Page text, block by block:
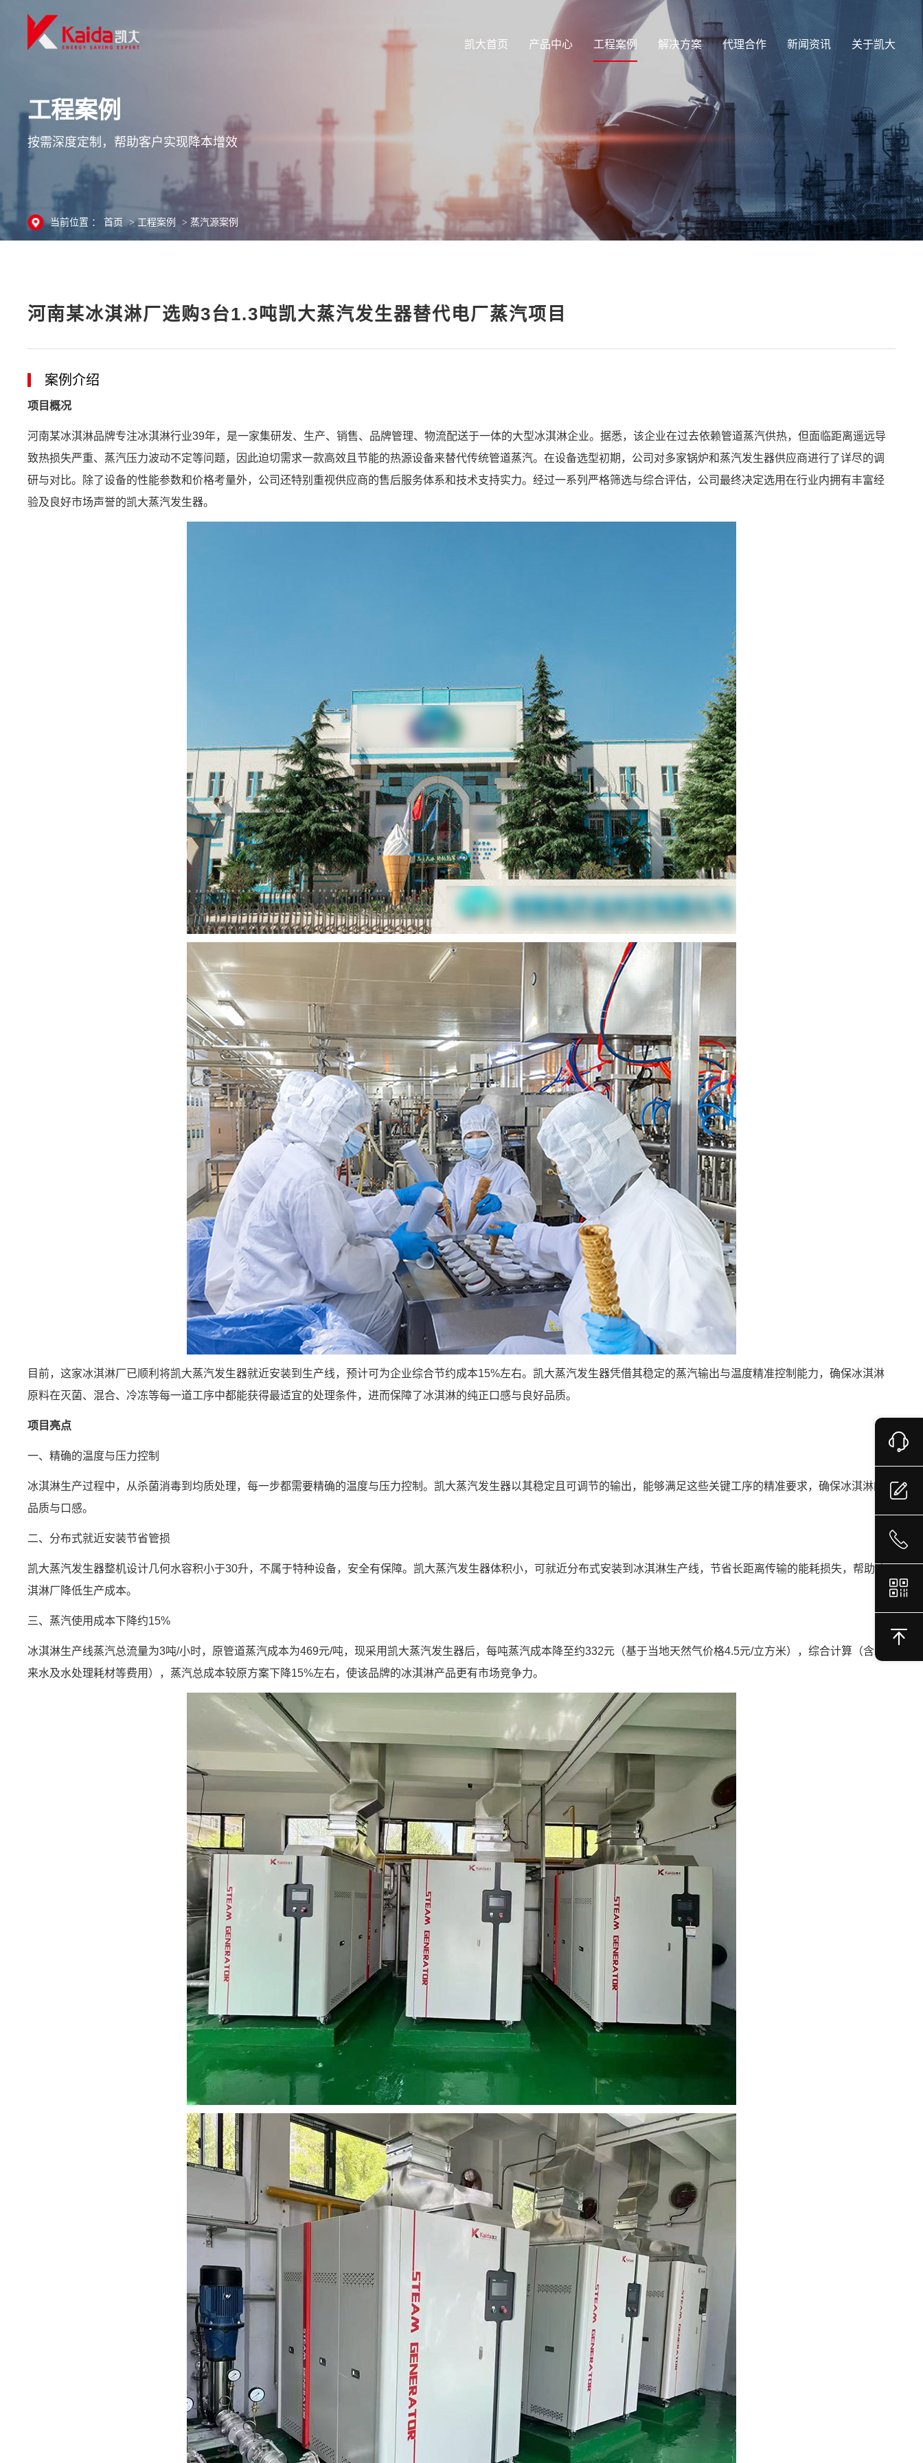
凯大首页 产品中心 工程案例 解决方案 代理合作 新闻资讯 关于凯大
工程案例
按需深度定制，帮助客户实现降本增效
当前位置 ：首页 >工程案例 > 蒸汽源案例
河南某冰淇淋厂选购3台1.3吨凯大蒸汽发生器替代电厂蒸汽项目
案例介绍
项目概况
河南某冰淇淋品牌专注冰淇淋行业39年，是一家集研发、生产、销售、品牌管理、物流配送于一体的大型冰淇淋企业。据悉，该企业在过去依赖管道蒸汽供热，但面临距离遥远导
致热损失严重、蒸汽压力波动不定等问题，因此迫切需求一款高效且节能的热源设备来替代传统管道蒸汽。在设备选型初期，公司对多家锅炉和蒸汽发生器供应商进行了详尽的调
研与对比。除了设备的性能参数和价格考量外，公司还特别重视供应商的售后服务体系和技术支持实力。经过一系列严格筛选与综合评估，公司最终决定选用在行业内拥有丰富经
验及良好市场声誉的凯大蒸汽发生器。
目前，这家冰淇淋厂已顺利将凯大蒸汽发生器就近安装到生产线，预计可为企业综合节约成本15%左右。凯大蒸汽发生器凭借其稳定的蒸汽输出与温度精准控制能力，确保冰淇淋
原料在灭菌、混合、冷冻等每一道工序中都能获得最适宜的处理条件，进而保障了冰淇淋的纯正口感与良好品质。
项目亮点
一、精确的温度与压力控制
冰淇淋生产过程中，从杀菌消毒到均质处理，每一步都需要精确的温度与压力控制。凯大蒸汽发生器以其稳定且可调节的输出，能够满足这些关键工序的精准要求，确保冰淇淋的
品质与口感。
二、分布式就近安装节省管损
凯大蒸汽发生器整机设计几何水容积小于30升，不属于特种设备，安全有保障。凯大蒸汽发生器体积小，可就近分布式安装到冰淇淋生产线，节省长距离传输的能耗损失，帮助冰
淇淋厂降低生产成本。
三、蒸汽使用成本下降约15%
冰淇淋生产线蒸汽总流量为3吨/小时，原管道蒸汽成本为469元/吨，现采用凯大蒸汽发生器后，每吨蒸汽成本降至约332元（基于当地天然气价格4.5元/立方米），综合计算（含自
来水及水处理耗材等费用），蒸汽总成本较原方案下降15%左右，使该品牌的冰淇淋产品更有市场竞争力。